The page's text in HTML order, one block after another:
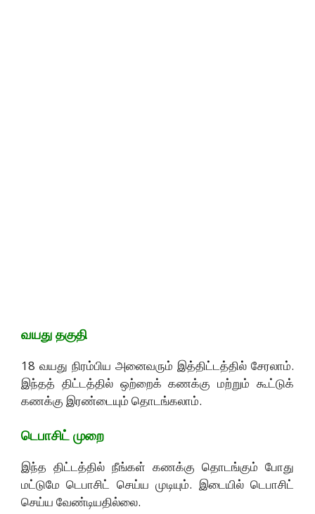
வயது தகுதி
18 வயது நிரம்பிய அனைவரும் இத்திட்டத்தில் சேரலாம்.
இந்தத் திட்டத்தில் ஒற்றைக் கணக்கு மற்றும் கூட்டுக்
கணக்கு இரண்டையும் தொடங்கலாம்.
டெபாசிட் முறை
இந்த திட்டத்தில் நீங்கள் கணக்கு தொடங்கும் போது
மட்டுமே டெபாசிட் செய்ய முடியும். இடையில் டெபாசிட்
செய்ய வேண்டியதில்லை.